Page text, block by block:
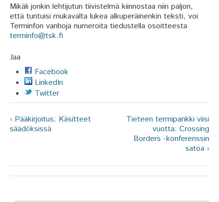
Mikäli jonkin lehtijutun tiivistelmä kiinnostaa niin paljon,
että tuntuisi mukavalta lukea alkuperäinenkin teksti, voi
Terminfon vanhoja numeroita tiedustella osoitteesta
terminfo@tsk.fi
Jaa
Facebook
LinkedIn
Twitter
‹ Pääkirjoitus: Käsitteet
säädöksissä
Tieteen termipankki viisi
vuotta: Crossing
Borders -konferenssin
satoa ›